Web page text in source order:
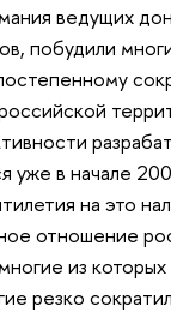
ведущих
побудили
уже в начале
на это
отношение
из
резко